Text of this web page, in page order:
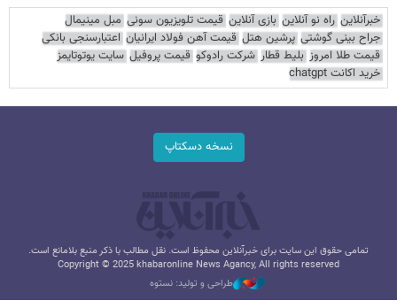
خبرآنلاین راه نو آنلاین بازی آنلاین قیمت تلویزیون سونی مبل مینیمال
جراح بینی گوشتی پرشین هتل قیمت آهن فولاد ایرانیان اعتبارسنجی بانکی
قیمت طلا امروز بلیط قطار شرکت رادوکو قیمت پروفیل سایت یوتوتایمز
خرید اکانت chatgpt
نسخه دسکتاپ
تمامی حقوق این سایت برای خبرآنلاین محفوظ است. نقل مطالب با ذکر منبع بلامانع است.
Copyright © 2025 khabaronline News Agancy, All rights reserved
طراحی و تولید: نستوه